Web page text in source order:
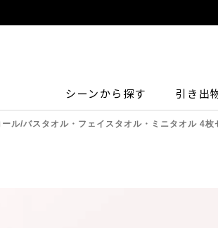
シーンから探す 引き出
ール/バスタオル・フェイスタオル・ミニタオル 4枚